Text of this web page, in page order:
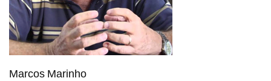
Marcos Marinho